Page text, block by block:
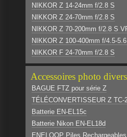
NIKKOR Z 14-24mm f/2.8 S
NIKKOR Z 24-70mm f/2.8 S
NIKKOR Z 70-200mm f/2.8 S
NIKKOR Z 100-400mm f/4.5-
NIKKOR F 24-70mm f/2.8 S
Accessoires photo divers
BAGUE FTZ pour série Z
TÉLÉCONVERTISSEUR Z TC-
Batterie EN-EL15c
Batterie Nikon EN-EL18d
ENELOOP Piles